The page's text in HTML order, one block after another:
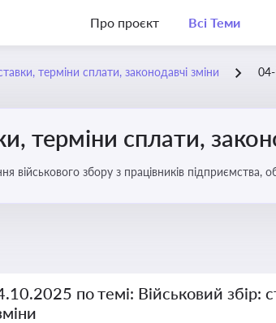
Про проєкт Всі Теми
терміни сплати, законодавчі зміни
терміни сплати,
військового збору з працівників
по темі: Військовий збір: